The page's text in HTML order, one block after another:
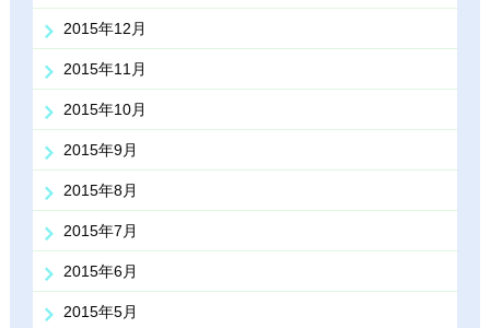
2015年12月
2015年11月
2015年10月
2015年9月
2015年8月
2015年7月
2015年6月
2015年5月